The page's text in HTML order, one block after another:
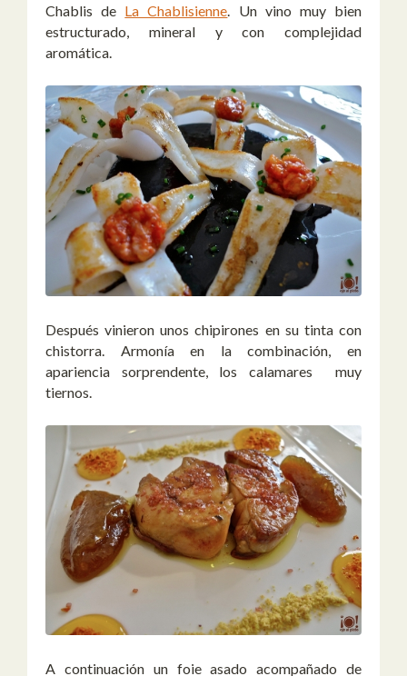
Chablis de La Chablisienne. Un vino muy bien
estructurado, mineral y con complejidad
aromática.
Después vinieron unos chipirones en su tinta con
chistorra. Armonía en la combinación, en
apariencia sorprendente, los calamares muy
tiernos.
A continuación un foie asado acompañado de